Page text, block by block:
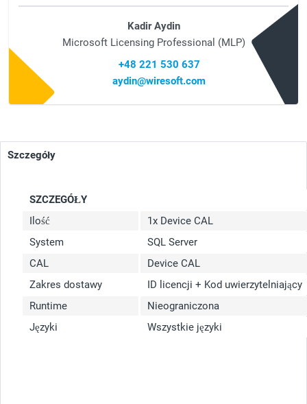
Kadir Aydin
Microsoft Licensing Professional (MLP)
+48 221 530 637
aydin@wiresoft.com
Szczegóły
SZCZEGÓŁY
Ilość
1x Device CAL
System
SQL Server
CAL
Device CAL
Zakres dostawy
ID licencji + Kod uwierzytelniający
Runtime
Nieograniczona
Języki
Wszystkie języki